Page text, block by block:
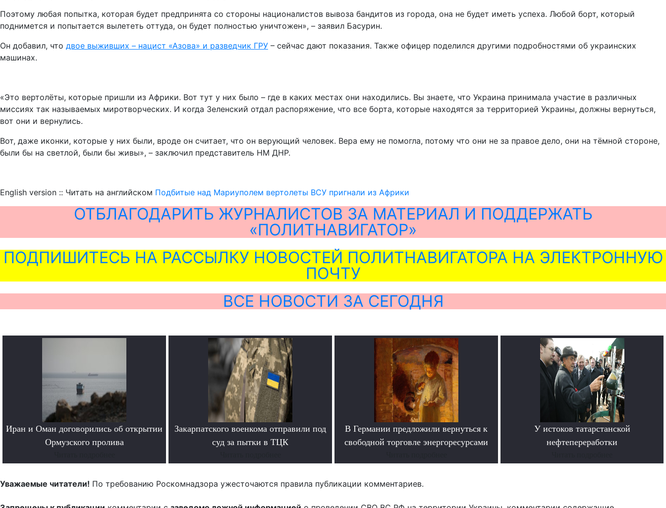
Поэтому любая попытка, которая будет предпринята со стороны националистов вывоза бандитов из города, она не будет иметь успеха. Любой борт, который
поднимется и попытается вылететь оттуда, он будет полностью уничтожен», – заявил Басурин.
Он добавил, что двое выживших – нацист «Азова» и разведчик ГРУ – сейчас дают показания. Также офицер поделился другими подробностями об украинских
машинах.
«Это вертолёты, которые пришли из Африки. Вот тут у них было – где в каких местах они находились. Вы знаете, что Украина принимала участие в различных
миссиях так называемых миротворческих. И когда Зеленский отдал распоряжение, что все борта, которые находятся за территорией Украины, должны вернуться,
вот они и вернулись.
Вот, даже иконки, которые у них были, вроде он считает, что он верующий человек. Вера ему не помогла, потому что они не за правое дело, они на тёмной стороне,
были бы на светлой, были бы живы», – заключил представитель НМ ДНР.
English version :: Читать на английском Подбитые над Мариуполем вертолеты ВСУ пригнали из Африки
ОТБЛАГОДАРИТЬ ЖУРНАЛИСТОВ ЗА МАТЕРИАЛ И ПОДДЕРЖАТЬ
«ПОЛИТНАВИГАТОР»
ПОДПИШИТЕСЬ НА РАССЫЛКУ НОВОСТЕЙ ПОЛИТНАВИГАТОРА НА ЭЛЕКТРОННУЮ
ПОЧТУ
ВСЕ НОВОСТИ ЗА СЕГОДНЯ
Иран и Оман договорились об открытии
Ормузского пролива
Закарпатского военкома отправили под
суд за пытки в ТЦК
В Германии предложили вернуться к
свободной торговле энергоресурсами
У истоков татарстанской
нефтепереработки
Уважаемые читатели! По требованию Роскомнадзора ужесточаются правила публикации комментариев.